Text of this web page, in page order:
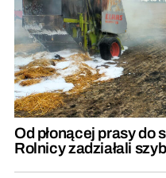
Od płonącej prasy do
Rolnicy zadziałali